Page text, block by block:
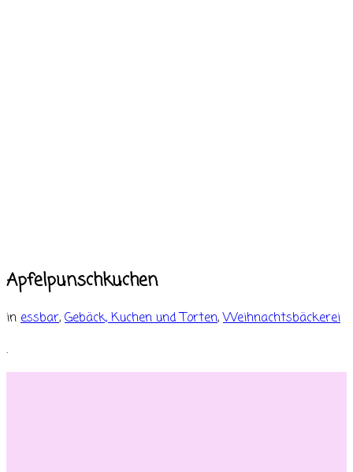
Apfelpunschkuchen
in essbar, Gebäck, Kuchen und Torten,Weihnachtsbäckerei
.